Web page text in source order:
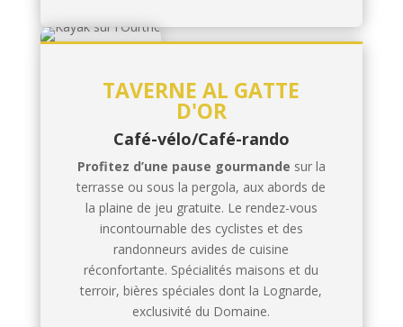
TAVERNE AL GATTE
D'OR
Café-vélo/Café-rando
Profitez d’une pause gourmande sur la
terrasse ou sous la pergola, aux abords de
la plaine de jeu gratuite. Le rendez-vous
incontournable des cyclistes et des
randonneurs avides de cuisine
réconfortante. Spécialités maisons et du
terroir, bières spéciales dont la Lognarde,
exclusivité du Domaine.